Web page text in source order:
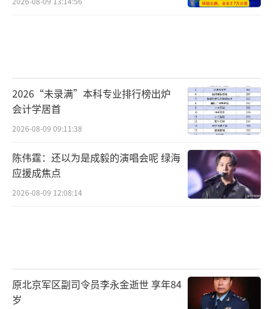
2026“未录满”本科专业排行榜出炉
会计学居首
2026-08-09 09:11:38
陈伟霆：还以为是成毅的演唱会呢 绿海
应援成焦点
2026-08-09 12:08:14
原北京军区副司令员李永金逝世 享年84
岁